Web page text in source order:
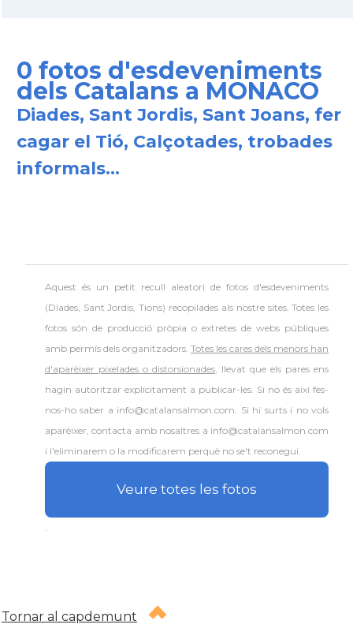
0 fotos d'esdeveniments
dels Catalans a MONACO
Diades, Sant Jordis, Sant Joans, fer
cagar el Tió, Calçotades, trobades
informals...
Aquest és un petit recull aleatori defotos d'esdeveniments
(Diades, Sant Jordis, Tions) recopilades als nostre sites. Totes les
fotos són de producció pròpia o extretes de webs públiques
amb permís dels organitzadors. Totes les cares dels menors han
d'aparèixer pixelades o distorsionades, llevat que els pares ens
hagin autoritzar explícitament a publicar-les. Si no és així fes-
nos-ho saber a info@catalansalmon.com. Si hi surts i no vols
aparèixer, contacta amb nosaltres a info@catalansalmon.com
i l'eliminarem o la modificarem perquè no se't reconegui.
Veure totes les fotos
Tornar al capdemunt